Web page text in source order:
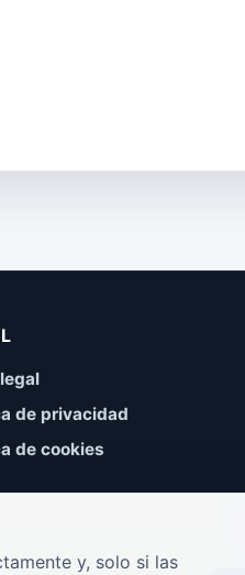
de privacidad
de cookies
y, solo si las